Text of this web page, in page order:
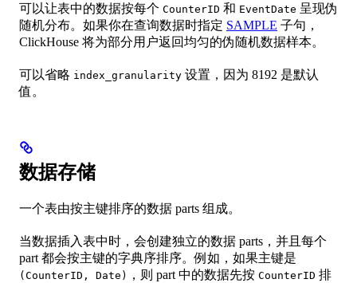
可以让表中的数据按每个 CounterID 和 EventDate 呈现伪
随机分布。如果你在查询数据时指定 SAMPLE 子句，
ClickHouse 将为部分用户返回均匀的伪随机数据样本。
可以省略 index_granularity 设置，因为 8192 是默认
值。
数据存储
一个表由按主键排序的数据 parts 组成。
当数据插入表中时，会创建独立的数据 parts，并且每个
part 都会按主键的字典序排序。例如，如果主键是
(CounterID, Date) ，则 part 中的数据先按 CounterID 排